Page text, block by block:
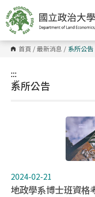
到
主
要
內
容
區 首頁 /最新消息 / 系所公告
:::
:::
系所公告
2024-02-21
地政學系博士班資格